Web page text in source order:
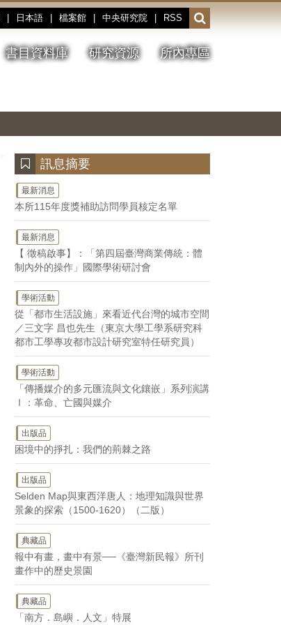
日本語 檔案館 中央研究院 RSS
開
啟
或
收
書目資料庫 研究資源 所內專區
停、
圖
圖
結
訊息摘要
最新消息
本所115年度獎補助訪問學員核定名單
最新消息
【 徵稿啟事】：「第四屆臺灣商業傳統：體
制內外的操作」國際學術研討會
學術活動
從「都市生活設施」來看近代台灣的城市空間
／三文字 昌也先生（東京大學工學系研究科
都市工學專攻都市設計研究室特任研究員）
學術活動
「傳播媒介的多元匯流與文化鑲嵌」系列演講
Ⅰ：革命、亡國與媒介
出版品
困境中的掙扎：我們的荊棘之路
出版品
Selden Map與東西洋唐人：地理知識與世界
景象的探索（1500-1620）（二版）
典藏品
報中有畫，畫中有景──《臺灣新民報》所刊
畫作中的歷史景園
典藏品
「南方．島嶼．人文」特展